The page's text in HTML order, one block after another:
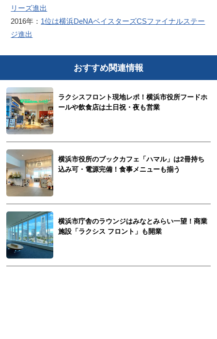
リーズ進出
2016年： 1位は横浜DeNAベイスターズCSファイナルステー
ジ進出
おすすめ関連情報
ラクシスフロント現地レポ！横浜市役所フードホ
ールや飲食店は土日祝・夜も営業
横浜市役所のブックカフェ「ハマル」は2冊持ち
込み可・電源完備！食事メニューも揃う
横浜市庁舎のラウンジはみなとみらい一望！商業
施設「ラクシス フロント」も開業